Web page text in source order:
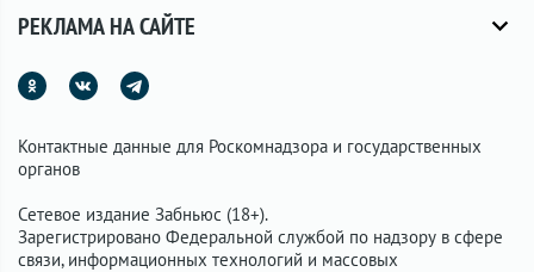
РЕКЛАМА НА САЙТЕ
Контактные данные для Роскомнадзора и государственных
органов
Сетевое издание Забньюс (18+).
Зарегистрировано Федеральной службой по надзору в сфере
связи, информационных технологий и массовых